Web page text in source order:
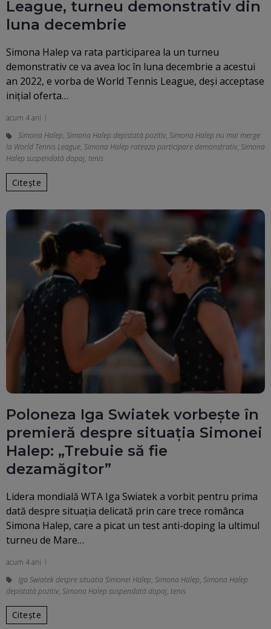
League, turneu demonstrativ din
luna decembrie
Simona Halep va rata participarea la un turneu
demonstrativ ce va avea loc în luna decembrie a acestui
an 2022, e vorba de World Tennis League, deși acceptase
inițial oferta…
acum 4 ani
Simona Halep, Simona Halep depistată pozitiv, Simona Halep nu mai merge
la World Tennis League, Simona Halep rateaza participare demonstrativ, Simona
Halep suspendată dopaj, tenis
Citește
Poloneza Iga Swiatek vorbește în
premieră despre situația Simonei
Halep: „Trebuie să fie
dezamăgitor”
Lidera mondială WTA Iga Swiatek a vorbit pentru prima
dată despre situația delicată prin care trece românca
Simona Halep, care a picat un test anti-doping la ultimul
turneu de Mare…
acum 4 ani
Iga Swiatek despre situatia Simonei Halep, Simona Halep, Simona Halep
depistată pozitiv, Simona Halep suspendată dopaj, tenis
Citește